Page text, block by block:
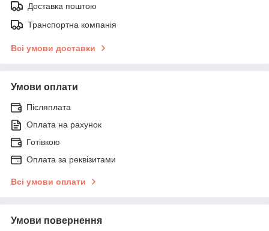
Доставка поштою
Транспортна компанія
Всі умови доставки
Умови оплати
Післяплата
Оплата на рахунок
Готівкою
Оплата за реквізитами
Всі умови оплати
Умови повернення